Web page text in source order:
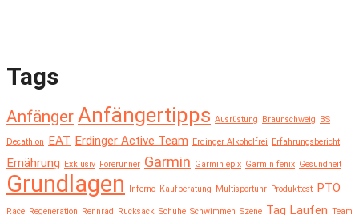
Tags
Anfänger Anfängertipps Ausrüstung Braunschweig BS
Decathlon EAT Erdinger Active Team Erdinger Alkoholfrei Erfahrungsbericht
Ernährung Exklusiv Forerunner Garmin Garmin epix Garmin fenix Gesundheit
Grundlagen Inferno Kaufberatung Multisportuhr Produkttest PTO
Race Regeneration Rennrad Rucksack Schuhe Schwimmen Szene Tag Laufen Team